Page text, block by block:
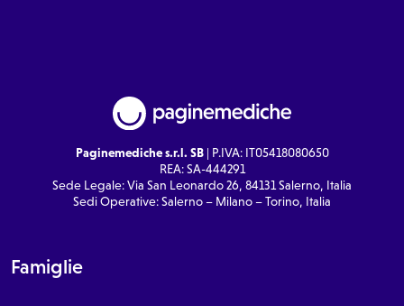
Paginemediche s.r.l. SB| P.IVA: IT05418080650
REA: SA-444291
Sede Legale: Via San Leonardo 26, 84131 Salerno, Italia
Sedi Operative: Salerno – Milano – Torino, Italia
Famiglie